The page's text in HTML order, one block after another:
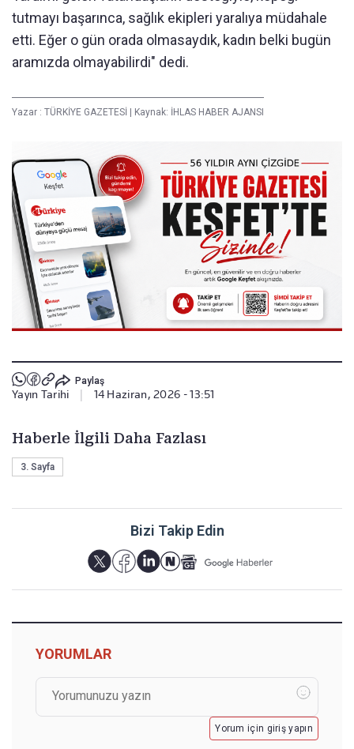
tutmayı başarınca, sağlık ekipleri yaralıya müdahale
etti. Eğer o gün orada olmasaydık, kadın belki bugün
aramızda olmayabilirdi" dedi.
Yazar : TÜRKİYE GAZETESİ Kaynak: İHLAS HABER AJANSI
Paylaş
Yayın Tarihi 14 Haziran, 2026 - 13:51
Haberle İlgili Daha Fazlası
3. Sayfa
Bizi Takip Edin
YORUMLAR
Yorum için giriş yapın